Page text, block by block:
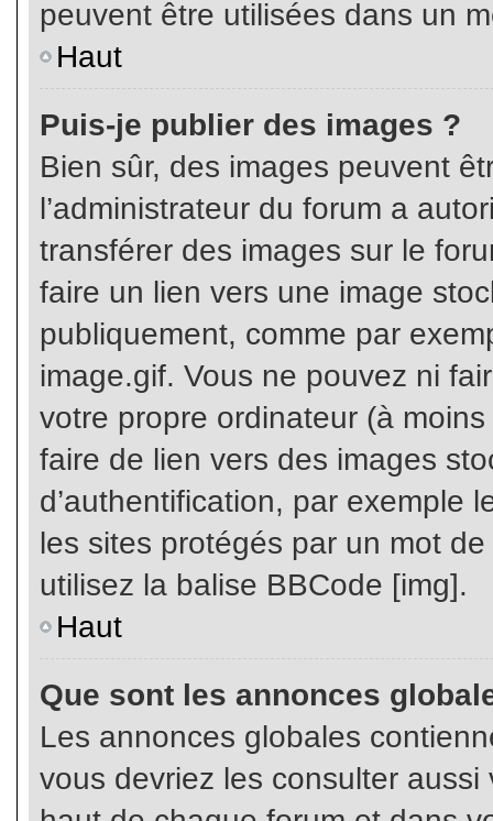
peuvent être utilisées dans un
Haut
Puis-je publier des images ?
Bien sûr, des images peuvent
l’administrateur du forum a
transférer des images sur le
faire un lien vers une image
publiquement, comme par
image.gif. Vous ne pouvez ni
votre propre ordinateur (à
faire de lien vers des images
d’authentification, par exemple
les sites protégés par un mot
utilisez la balise BBCode [img].
Haut
Que sont les annonces
Les annonces globales
vous devriez les consulter